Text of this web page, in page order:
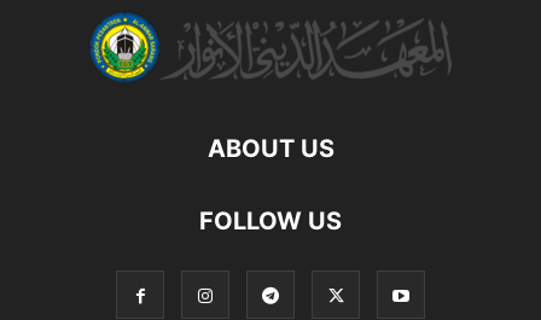
ABOUT US
FOLLOW US